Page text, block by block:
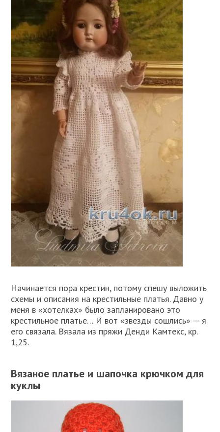
Начинается пора крестин, потому спешу выложить
схемы и описания на крестильные платья. Давно у
меня в «хотелках» было запланировано это
крестильное платье… И вот «звезды сошлись» — я
его связала. Вязала из пряжи Денди Камтекс, кр.
1,25.
Вязаное платье и шапочка крючком для
куклы